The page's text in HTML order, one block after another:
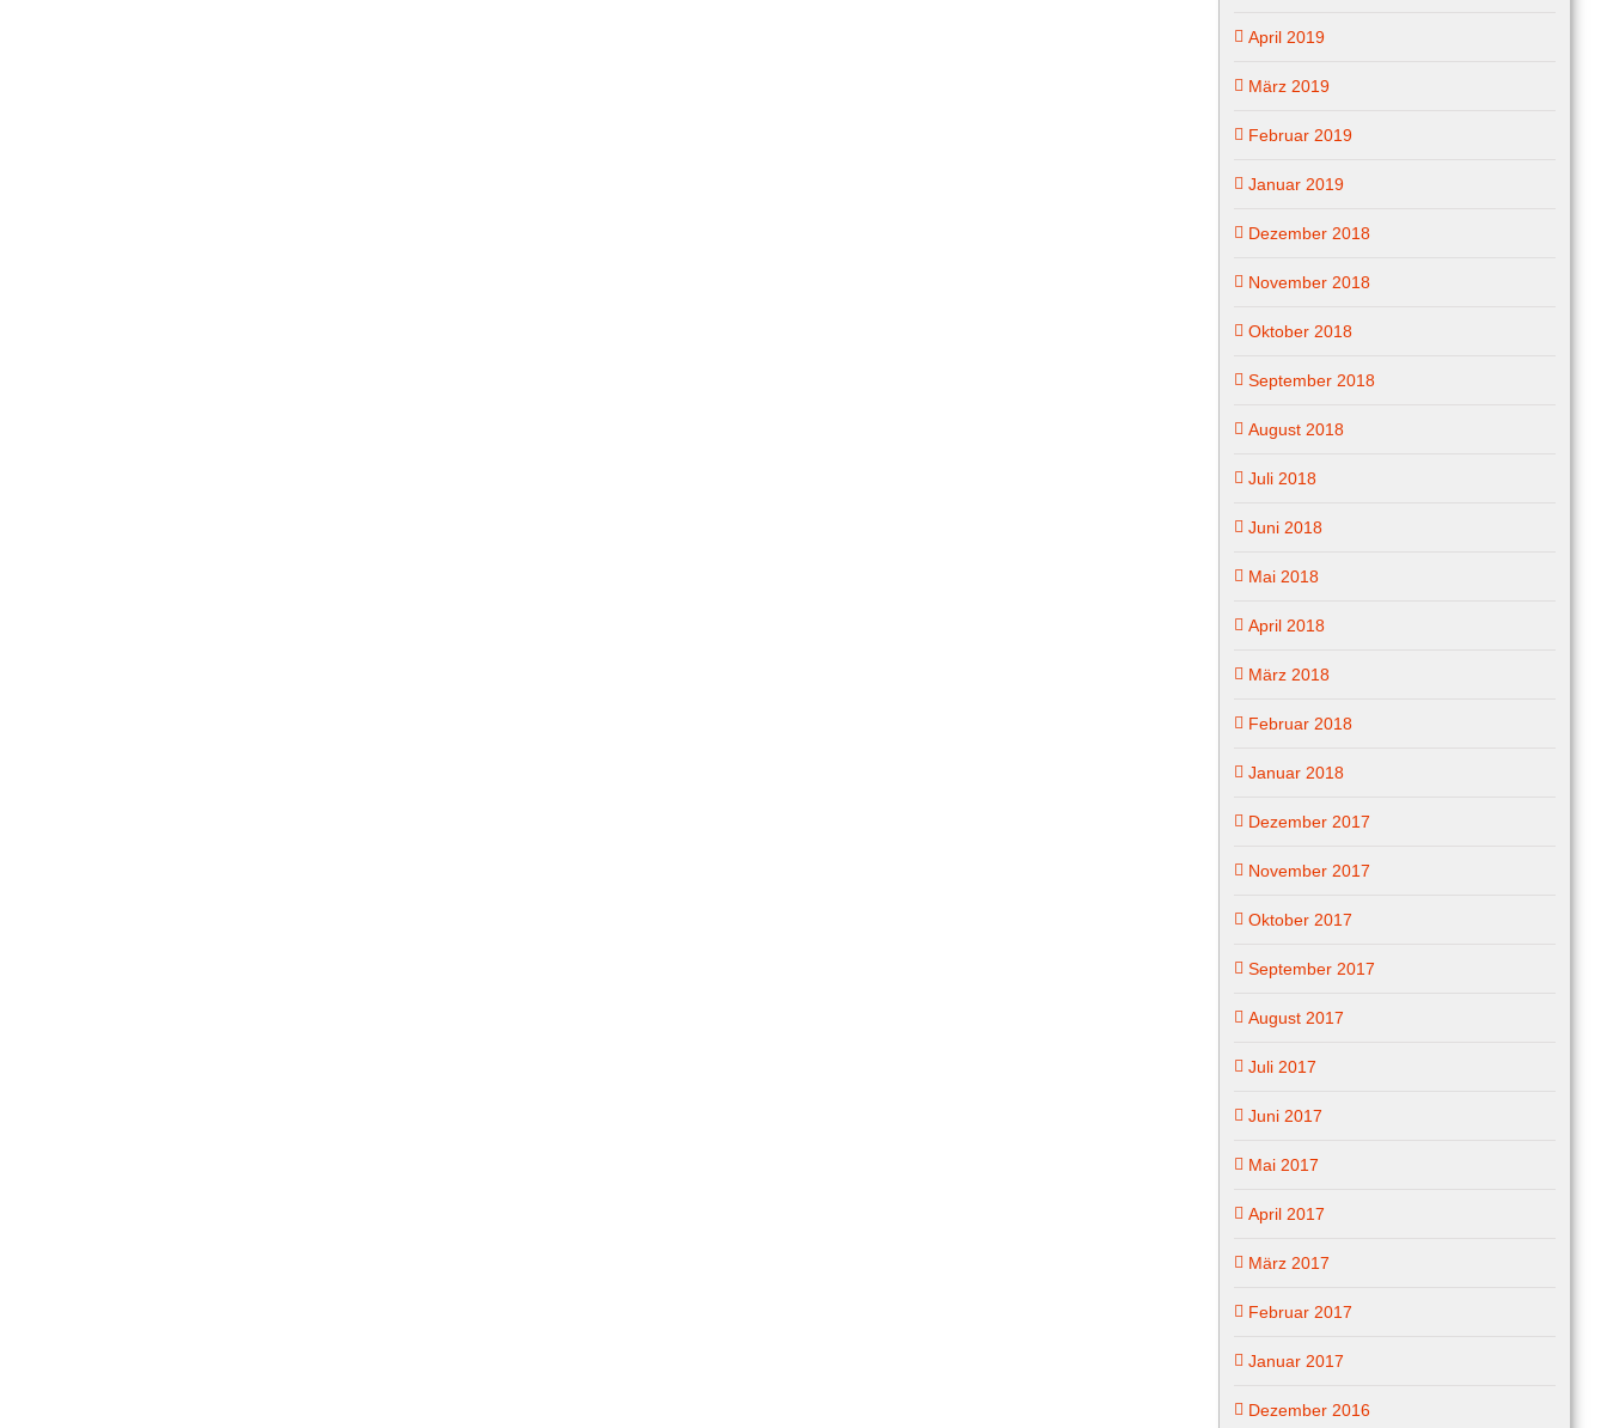
April 2019
März 2019
Februar 2019
Januar 2019
Dezember 2018
November 2018
Oktober 2018
September 2018
August 2018
Juli 2018
Juni 2018
Mai 2018
April 2018
März 2018
Februar 2018
Januar 2018
Dezember 2017
November 2017
Oktober 2017
September 2017
August 2017
Juli 2017
Juni 2017
Mai 2017
April 2017
März 2017
Februar 2017
Januar 2017
Dezember 2016